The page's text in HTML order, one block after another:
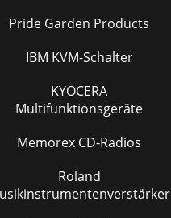
Pride Garden Products
IBM KVM-Schalter
KYOCERA
Multifunktionsgeräte
Memorex CD-Radios
Roland